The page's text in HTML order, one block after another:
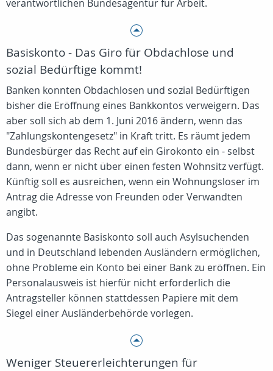
verantwortlichen Bundesagentur für Arbeit.
Basiskonto - Das Giro für Obdachlose und
sozial Bedürftige kommt!
Banken konnten Obdachlosen und sozial Bedürftigen
bisher die Eröffnung eines Bankkontos verweigern. Das
aber soll sich ab dem 1. Juni 2016 ändern, wenn das
"Zahlungskontengesetz" in Kraft tritt. Es räumt jedem
Bundesbürger das Recht auf ein Girokonto ein - selbst
dann, wenn er nicht über einen festen Wohnsitz verfügt.
Künftig soll es ausreichen, wenn ein Wohnungsloser im
Antrag die Adresse von Freunden oder Verwandten
angibt.
Das sogenannte Basiskonto soll auch Asylsuchenden
und in Deutschland lebenden Ausländern ermöglichen,
ohne Probleme ein Konto bei einer Bank zu eröffnen. Ein
Personalausweis ist hierfür nicht erforderlich die
Antragsteller können stattdessen Papiere mit dem
Siegel einer Ausländerbehörde vorlegen.
Weniger Steuererleichterungen für